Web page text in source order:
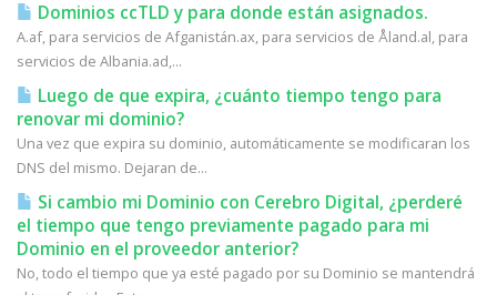
Dominios ccTLD y para donde están asignados.
A.af, para servicios de Afganistán.ax, para servicios de Åland.al, para
servicios de Albania.ad,...
Luego de que expira, ¿cuánto tiempo tengo para
renovar mi dominio?
Una vez que expira su dominio, automáticamente se modificaran los
DNS del mismo. Dejaran de...
Si cambio mi Dominio con Cerebro Digital, ¿perderé
el tiempo que tengo previamente pagado para mi
Dominio en el proveedor anterior?
No, todo el tiempo que ya esté pagado por su Dominio se mantendrá